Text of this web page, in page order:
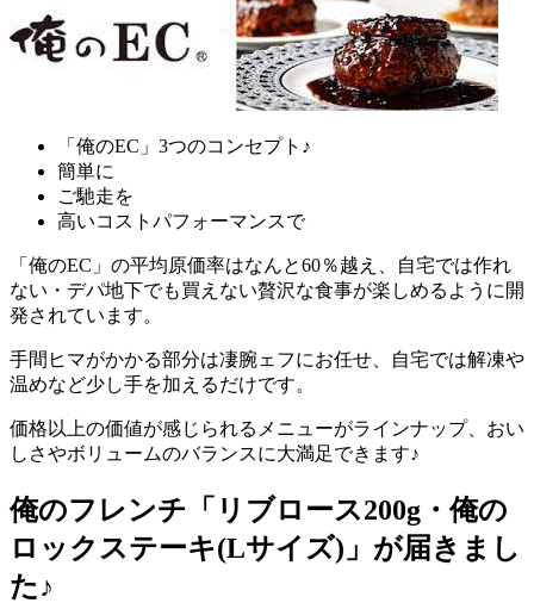
「俺のEC」3つのコンセプト♪
簡単に
ご馳走を
高いコストパフォーマンスで
「俺のEC」の平均原価率はなんと60％越え、自宅では作れ
ない・デパ地下でも買えない贅沢な食事が楽しめるように開
発されています。
手間ヒマがかかる部分は凄腕ェフにお任せ、自宅では解凍や
温めなど少し手を加えるだけです。
価格以上の価値が感じられるメニューがラインナップ、おい
しさやボリュームのバランスに大満足できます♪
俺のフレンチ「リブロース200g・俺の
ロックステーキ(Lサイズ)」が届きまし
た♪